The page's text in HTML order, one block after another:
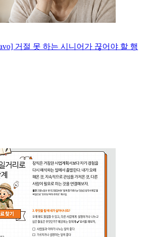
거절 못 하는 시니어가 끊어야 할 행